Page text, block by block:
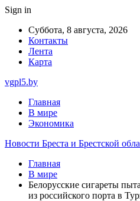
Sign in
Суббота, 8 августа, 2026
Контакты
Лента
Карта
vgpl5.by
Главная
В мире
Экономика
Новости Бреста и Брестской
Главная
В мире
Белорусские сигареты
из российского порта в